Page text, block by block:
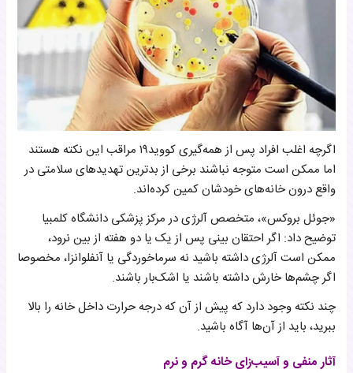
اگرچه اغلب افراد پس از همه‌گیری کووید۱۹ مراقب این نکته هستند
اما ممکن است متوجه نباشند برخی از بدترین تهدیدهای سلامتی در
واقع درون خانه‌های خودشان کمین کرده‌اند.
«جوئل بروکس»، متخصص آلرژی در مرکز پزشکی دانشگاه کلمبیا
توضیح داد: اگر احتقان بینی پس از یک یا دو هفته از بین نرود،
ممکن است آلرژی داشته باشید نه سرماخوردگی یا آنفلوانزا، مخصوصا
اگر چشم‌ها خارش داشته باشند یا اشک‌بار باشند.
چند نکته وجود دارد که پیش از آن که درجه حرارت داخل خانه را بالا
ببرید، باید از آن‌ها آگاه باشید.
آثار منفی و آسیب‌زای خانه گرم و نرم